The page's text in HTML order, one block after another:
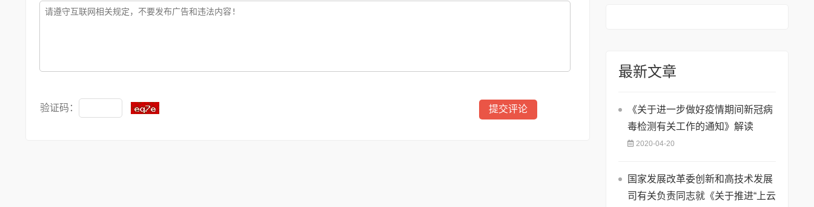
验证码：
最新文章
《关于进一步做好疫情期间新冠病
毒检测有关工作的通知》解读
2020-04-20
国家发展改革委创新和高技术发展
司有关负责同志就《关于推进“上云